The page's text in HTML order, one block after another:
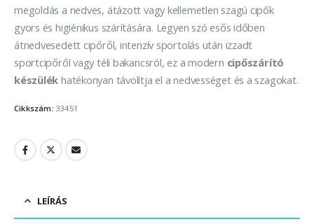
megoldás a nedves, átázott vagy kellemetlen szagú cipők
gyors és higiénikus szárítására. Legyen szó esős időben
átnedvesedett cipőről, intenzív sportolás után izzadt
sportcipőről vagy téli bakancsról, ez a modern cipőszárító
készülék hatékonyan távolítja el a nedvességet és a szagokat.
Cikkszám: 33451
LEÍRÁS